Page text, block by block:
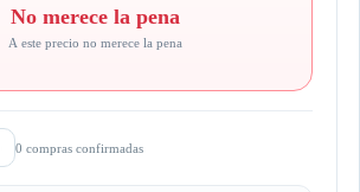
No merece la pena
A este precio no merece la pena
0 compras confirmadas